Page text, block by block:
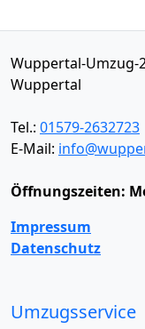
Wuppertal-Umzug-
Wuppertal
Tel.: 01579-2632723
E-Mail:
Öffnungszeiten:
Impressum
Datenschutz
Umzugsservice